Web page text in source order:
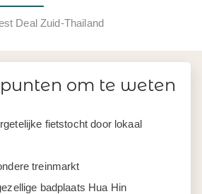
Deal Zuid-Thailand
om te weten
fietstocht door lokaal
treinmarkt
badplaats Hua Hin